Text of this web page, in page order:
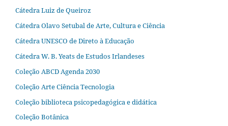
Cátedra Luiz de Queiroz
Cátedra Olavo Setubal de Arte, Cultura e Ciência
Cátedra UNESCO de Direto à Educação
Cátedra W. B. Yeats de Estudos Irlandeses
Coleção ABCD Agenda 2030
Coleção Arte Ciência Tecnologia
Coleção biblioteca psicopedagógica e didática
Coleção Botânica